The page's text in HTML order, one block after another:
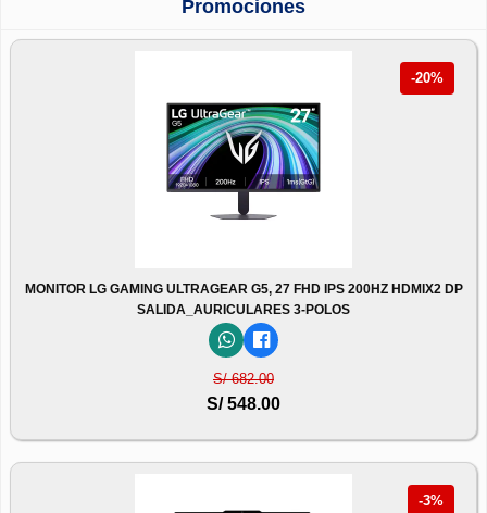
Promociones
-20%
MONITOR LG GAMING ULTRAGEAR G5, 27 FHD IPS 200HZ HDMIX2 DP
SALIDA_AURICULARES 3-POLOS
S/ 682.00
S/ 548.00
-3%